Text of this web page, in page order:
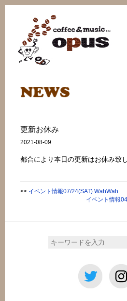
更新お休み
2021-08-09
都合により本日の更新はお休み致し
<< イベント情報07/24(SAT) WahWah
イベント情報